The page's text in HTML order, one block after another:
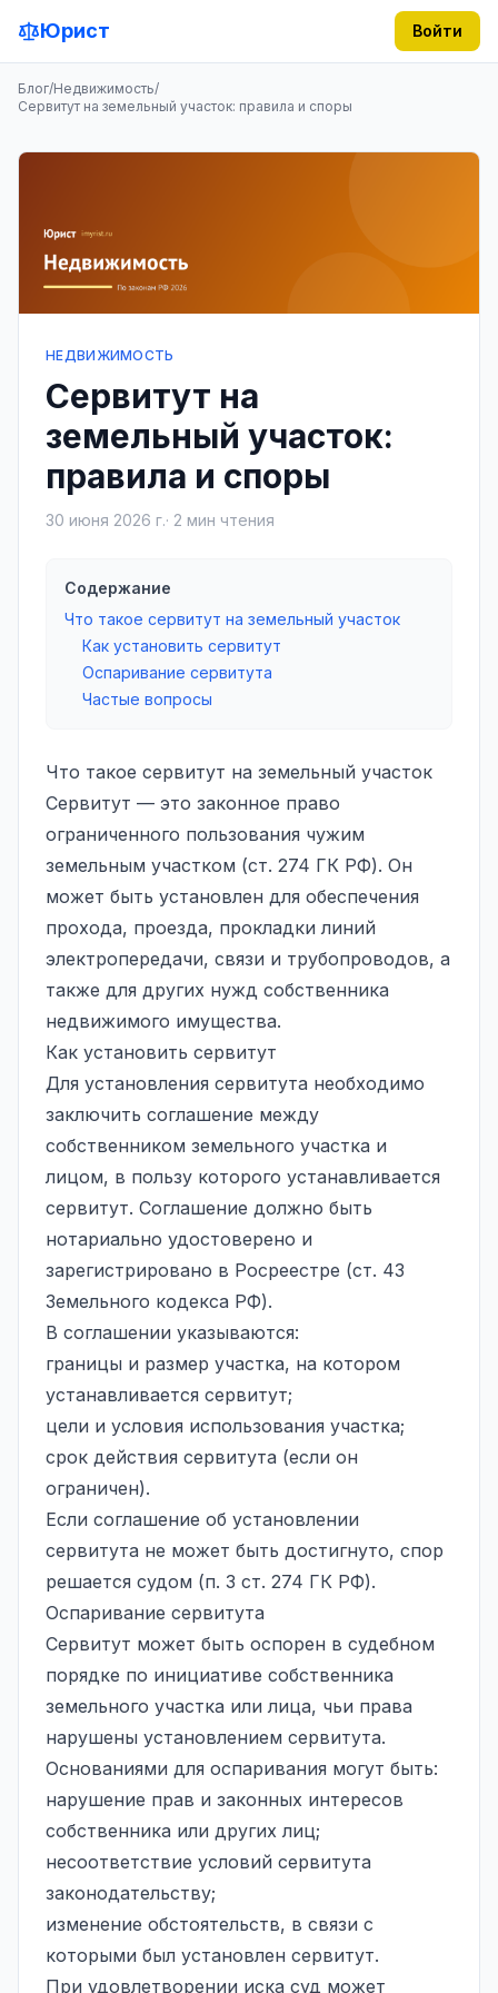
Юрист Войти
Блог/Недвижимость/
Сервитут на земельный участок: правила и споры
НЕДВИЖИМОСТЬ
Сервитут на
земельный участок:
правила и споры
30 июня 2026 г.· 2 мин чтения
Содержание
Что такое сервитут на земельный участок
Как установить сервитут
Оспаривание сервитута
Частые вопросы
Что такое сервитут на земельный участок
Сервитут — это законное право
ограниченного пользования чужим
земельным участком (ст. 274 ГК РФ). Он
может быть установлен для обеспечения
прохода, проезда, прокладки линий
электропередачи, связи и трубопроводов, а
также для других нужд собственника
недвижимого имущества.
Как установить сервитут
Для установления сервитута необходимо
заключить соглашение между
собственником земельного участка и
лицом, в пользу которого устанавливается
сервитут. Соглашение должно быть
нотариально удостоверено и
зарегистрировано в Росреестре (ст. 43
Земельного кодекса РФ).
В соглашении указываются:
границы и размер участка, на котором
устанавливается сервитут;
цели и условия использования участка;
срок действия сервитута (если он
ограничен).
Если соглашение об установлении
сервитута не может быть достигнуто, спор
решается судом (п. 3 ст. 274 ГК РФ).
Оспаривание сервитута
Сервитут может быть оспорен в судебном
порядке по инициативе собственника
земельного участка или лица, чьи права
нарушены установлением сервитута.
Основаниями для оспаривания могут быть:
нарушение прав и законных интересов
собственника или других лиц;
несоответствие условий сервитута
законодательству;
изменение обстоятельств, в связи с
которыми был установлен сервитут.
При удовлетворении иска суд может